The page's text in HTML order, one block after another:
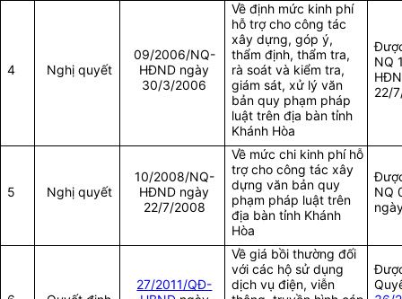
4 Nghị quyết
09/2006/NQ-
HĐND ngày
30/3/2006
Về định mức kinh phí
hỗ trợ cho công tác
xây dựng, góp ý,
thẩm định, thẩm tra,
rà soát và kiểm tra,
giám sát, xử lý văn
bản quy phạm pháp
luật trên địa bàn tỉnh
Khánh Hòa
NQ
22/
5 Nghị quyết
10/2008/NQ-
HĐND ngày
22/7/2008
Về mức chi kinh phí hỗ
trợ cho công tác xây
dựng văn bản quy
phạm pháp luật trên
địa bàn tỉnh Khánh
Hòa
NQ
27/2011/QĐ-
Về giá bồi thường đối
với các hộ sử dụng
dịch vụ điện, viễn